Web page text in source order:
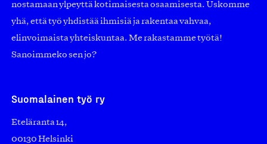
nostamaan ylpeyttä kotimaisesta osaamisesta. Uskomme
yhä, että työ yhdistää ihmisiä ja rakentaa vahvaa,
elinvoimaista yhteiskuntaa. Me rakastamme työtä!
Sanoimmeko sen jo?
Suomalainen työ ry
Eteläranta 14,
00130 Helsinki